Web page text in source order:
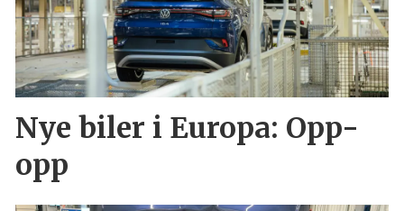
Nye biler i Europa: Opp-
opp